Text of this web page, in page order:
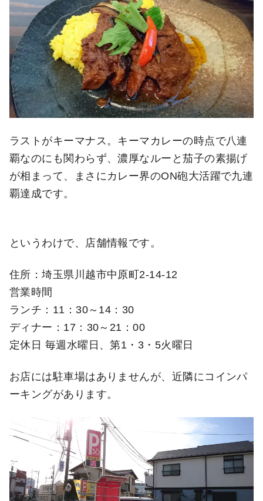
ラストがキーマナス。キーマカレーの時点で八連
覇なのにも関わらず、濃厚なルーと茄子の素揚げ
が相まって、まさにカレー界のON砲大活躍で九連
覇達成です。
というわけで、店舗情報です。
住所：埼玉県川越市中原町2-14-12
営業時間
ランチ：11：30～14：30
ディナー：17：30～21：00
定休日 毎週水曜日、第1・3・5火曜日
お店には駐車場はありませんが、近隣にコインパ
ーキングがあります。